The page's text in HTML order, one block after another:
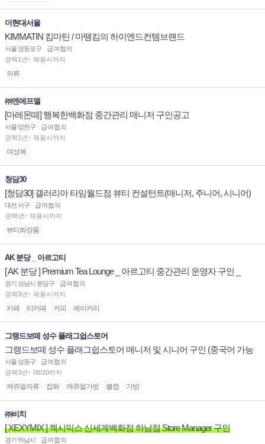
더현대서울
KIMMATIN 킴마틴 / 마뗑킴의 하이엔드컨템브랜드
서울 영등포구
급여협의
경력1년↑ 채용시까지
의류
㈜엔에프엘
[마레몬떼] 행복한백화점 중간관리 매니저 구인공고
서울 양천구
급여협의
경력1년↑ 채용시까지
여성복
청담30
[청담30] 갤러리아 타임월드점 뷰티 컨설턴트(매니저, 주니어, 시니어)
채용
대전 서구
급여협의
경력년↑ 채용시까지
뷰티화장품
AK 분당 _ 아르고티
[ AK 분당 ] Premium Tea Lounge _ 아르고티 중간관리 운영자 구인 _
경기 성남시 분당구
급여협의
경력3년↑ 채용시까지
카페 티카페 커피 베이커리
그랭드보떼 성수 플래그쉽스토어
그랭드보떼 성수 플래그쉽스토어 매니저 및 시니어 구인 (중국어 가능
자)
서울 성동구
급여협의
경력3년↑ 08/20까지
캐쥬얼의류 잡화 캐쥬얼가방 볼캡 가방
㈜비치
[ XEXYMIX ] 젝시믹스 신세계백화점 하남점 Store Manager 구인
경기 하남시
급여협의